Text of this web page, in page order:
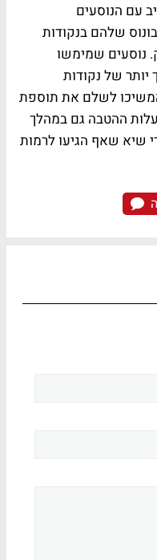
עם הנוסעים
מכרטיס הבונוס שלהם בנקודות
נוסעים שמימשו
יותר של נקודות
לשלם את תוספת
ההטבה גם במהלך
שיא שאף הגיעו לרמות